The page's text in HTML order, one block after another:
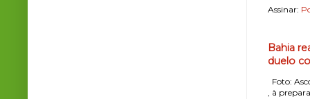
Assinar:
Bahia
duelo
Foto:
, à